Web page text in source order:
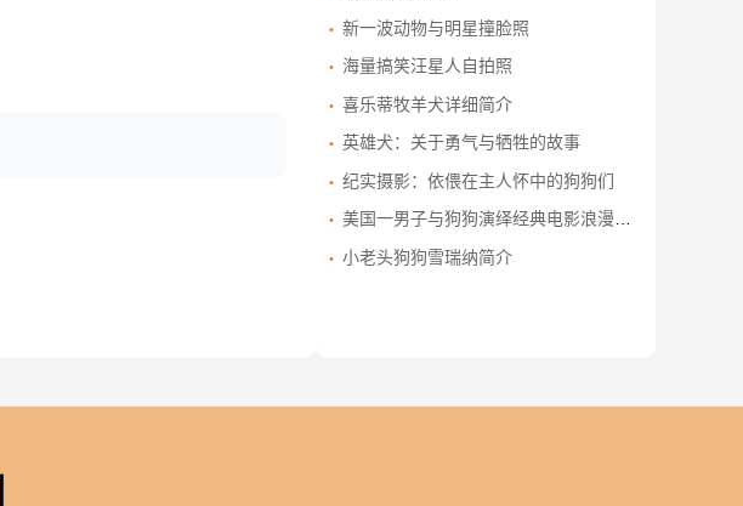
新一波动物与明星撞脸照
海量搞笑汪星人自拍照
喜乐蒂牧羊犬详细简介
英雄犬：关于勇气与牺牲的故事
纪实摄影：依偎在主人怀中的狗狗们
美国一男子与狗狗演绎经典电影浪漫场景
小老头狗狗雪瑞纳简介